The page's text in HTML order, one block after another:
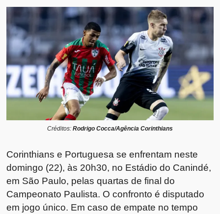
Créditos: Rodrigo Cocca/Agência Corinthians
Corinthians e Portuguesa se enfrentam neste
domingo (22), às 20h30, no Estádio do Canindé,
em São Paulo, pelas quartas de final do
Campeonato Paulista. O confronto é disputado
em jogo único. Em caso de empate no tempo